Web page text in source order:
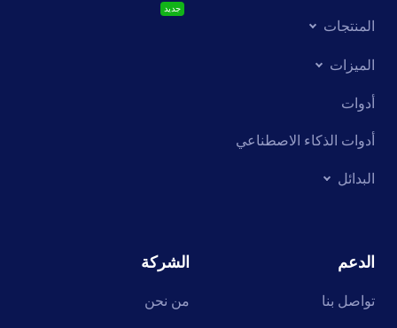
المنتجات
الميزات
أدوات
أدوات الذكاء الاصطناعي
البدائل
جديد
الدعم
تواصل بنا
الشركة
من نحن